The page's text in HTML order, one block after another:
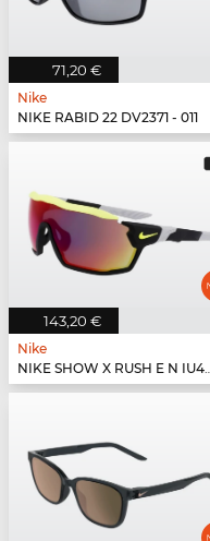
71,20 €
Nike
NIKE RABID 22 DV2371 - 011
143,20 €
Nike
NIKE SHOW X RUSH E N IU4697X - 010